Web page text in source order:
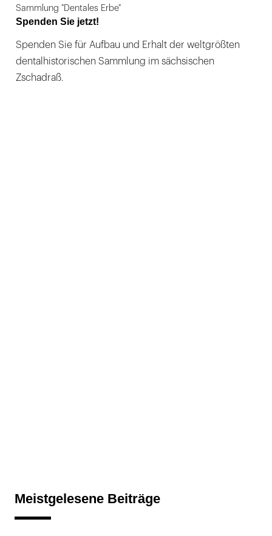
Sammlung "Dentales Erbe"
Spenden Sie jetzt!
Spenden Sie für Aufbau und Erhalt der weltgrößten
dentalhistorischen Sammlung im sächsischen
Zschadraß.
Meistgelesene Beiträge